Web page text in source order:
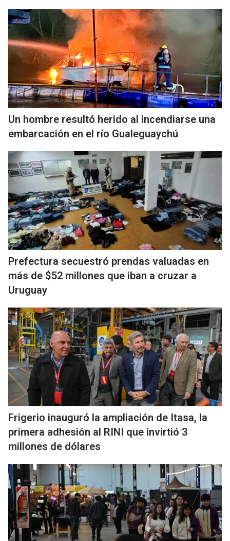
Un hombre resultó herido al incendiarse una
embarcación en el río Gualeguaychú
Prefectura secuestró prendas valuadas en
más de $52 millones que iban a cruzar a
Uruguay
Frigerio inauguró la ampliación de Itasa, la
primera adhesión al RINI que invirtió 3
millones de dólares